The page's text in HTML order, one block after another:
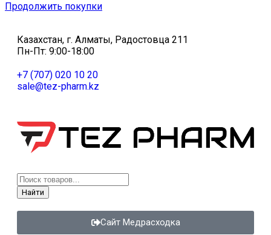
Продолжить покупки
Казахстан, г. Алматы, Радостовца 211
Пн-Пт: 9:00-18:00
+7 (707) 020 10 20
sale@tez-pharm.kz
Найти
Сайт Медрасходка